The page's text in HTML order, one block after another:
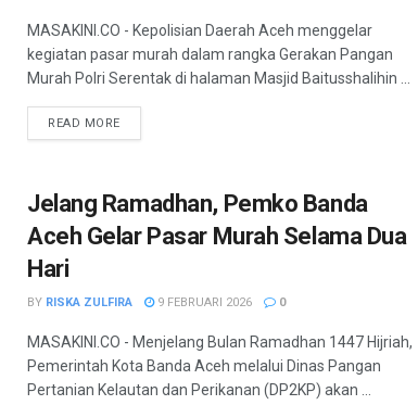
MASAKINI.CO - Kepolisian Daerah Aceh menggelar
kegiatan pasar murah dalam rangka Gerakan Pangan
Murah Polri Serentak di halaman Masjid Baitusshalihin ...
READ MORE
Jelang Ramadhan, Pemko Banda
Aceh Gelar Pasar Murah Selama Dua
Hari
BY RISKA ZULFIRA 9 FEBRUARI 2026 0
MASAKINI.CO - Menjelang Bulan Ramadhan 1447 Hijriah,
Pemerintah Kota Banda Aceh melalui Dinas Pangan
Pertanian Kelautan dan Perikanan (DP2KP) akan ...